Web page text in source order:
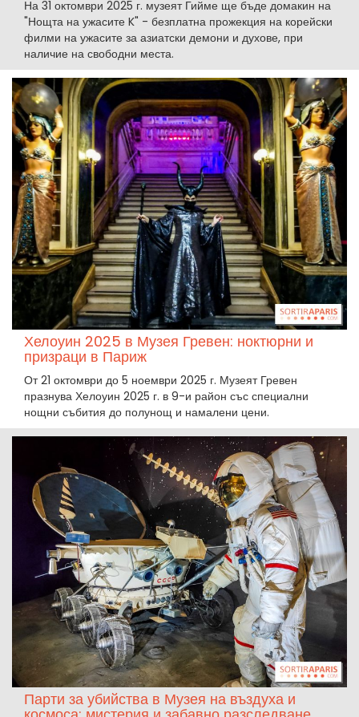
На 31 октомври 2025 г. музеят Гийме ще бъде домакин на
"Нощта на ужасите K" - безплатна прожекция на корейски
филми на ужасите за азиатски демони и духове, при
наличие на свободни места.
Хелоуин 2025 в Музея Гревен: ноктюрни и
призраци в Париж
От 21 октомври до 5 ноември 2025 г. Музеят Гревен
празнува Хелоуин 2025 г. в 9-и район със специални
нощни събития до полунощ и намалени цени.
Парти за убийства в Музея на въздуха и